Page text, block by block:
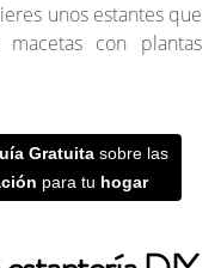
unos estantes que
con plantas
uía Gratuita sobre las
para tu hogar